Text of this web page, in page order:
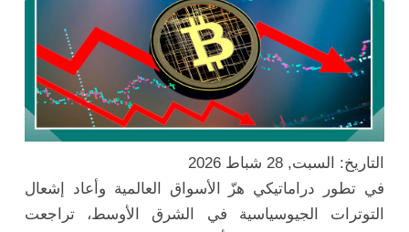
التاريخ: السبت, 28 شباط 2026
في تطور دراماتيكي هزّ الأسواق العالمية وأعاد إشعال
التوترات الجيوسياسية في الشرق الأوسط، تراجعت